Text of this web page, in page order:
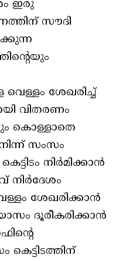
ഇരു
സൗദി
ശേഖരിച്ച്
വിതരണം
കൊള്ളാതെ
സംസം
നിര്‍മിക്കാന്‍
ശേഖരിക്കാന്‍
ദൂരീകരിക്കാന്‍
കെട്ടിടത്തിന്